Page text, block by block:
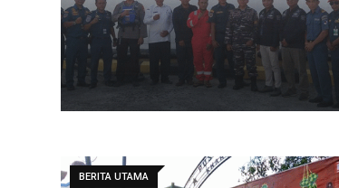
BERITA UTAMA